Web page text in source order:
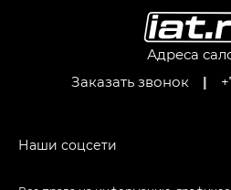
Адреса
Заказать звонок
|